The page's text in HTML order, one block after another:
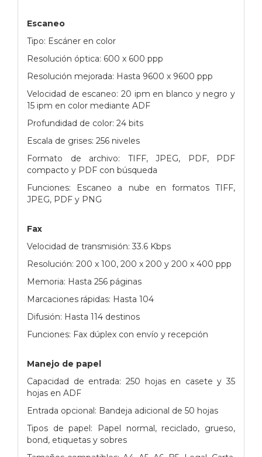
Escaneo
Tipo: Escáner en color
Resolución óptica: 600 x 600 ppp
Resolución mejorada: Hasta 9600 x 9600 ppp
Velocidad de escaneo: 20 ipm en blanco y negro y
15 ipm en color mediante ADF
Profundidad de color: 24 bits
Escala de grises: 256 niveles
Formato de archivo: TIFF, JPEG, PDF, PDF
compacto y PDF con búsqueda
Funciones: Escaneo a nube en formatos TIFF,
JPEG, PDF y PNG
Fax
Velocidad de transmisión: 33.6 Kbps
Resolución: 200 x 100, 200 x 200 y 200 x 400 ppp
Memoria: Hasta 256 páginas
Marcaciones rápidas: Hasta 104
Difusión: Hasta 114 destinos
Funciones: Fax dúplex con envío y recepción
Manejo de papel
Capacidad de entrada: 250 hojas en casete y 35
hojas en ADF
Entrada opcional: Bandeja adicional de 50 hojas
Tipos de papel: Papel normal, reciclado, grueso,
bond, etiquetas y sobres